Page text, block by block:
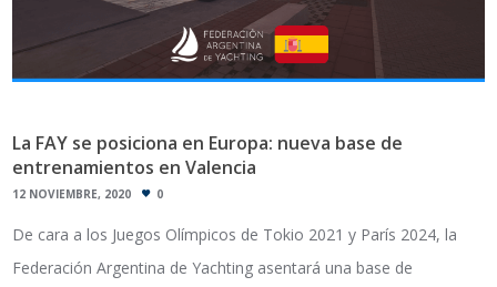
La FAY se posiciona en Europa: nueva base de
entrenamientos en Valencia
12 NOVIEMBRE, 2020 0
De cara a los Juegos Olímpicos de Tokio 2021 y París 2024, la
Federación Argentina de Yachting asentará una base de